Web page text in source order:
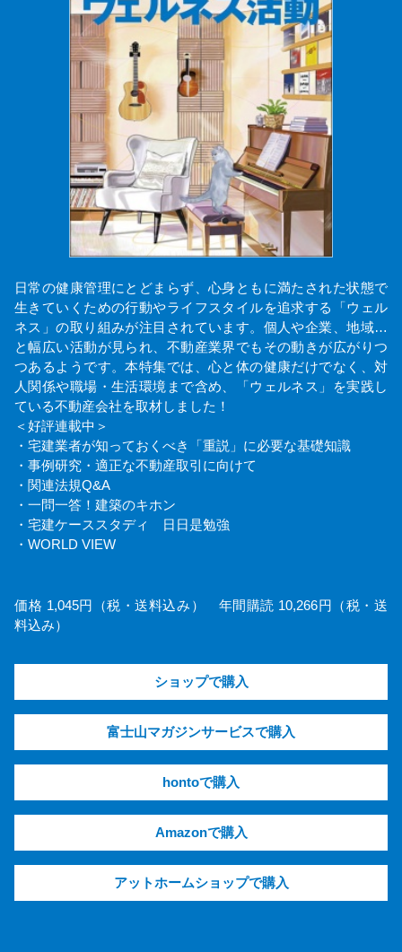
日常の健康管理にとどまらず、心身ともに満たされた状態で
生きていくための行動やライフスタイルを追求する「ウェル
ネス」の取り組みが注目されています。個人や企業、地域…
と幅広い活動が見られ、不動産業界でもその動きが広がりつ
つあるようです。本特集では、心と体の健康だけでなく、対
人関係や職場・生活環境まで含め、「ウェルネス」を実践し
ている不動産会社を取材しました！
＜好評連載中＞
・宅建業者が知っておくべき「重説」に必要な基礎知識
・事例研究・適正な不動産取引に向けて
・関連法規Q&A
・一問一答！建築のキホン
・宅建ケーススタディ 日日是勉強
・WORLD VIEW
価格 1,045円（税・送料込み） 年間購読 10,266円（税・送
料込み）
ショップで購入
富士山マガジンサービスで購入
hontoで購入
Amazonで購入
アットホームショップで購入